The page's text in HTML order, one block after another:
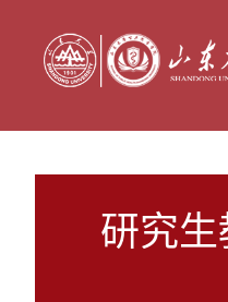
研究生